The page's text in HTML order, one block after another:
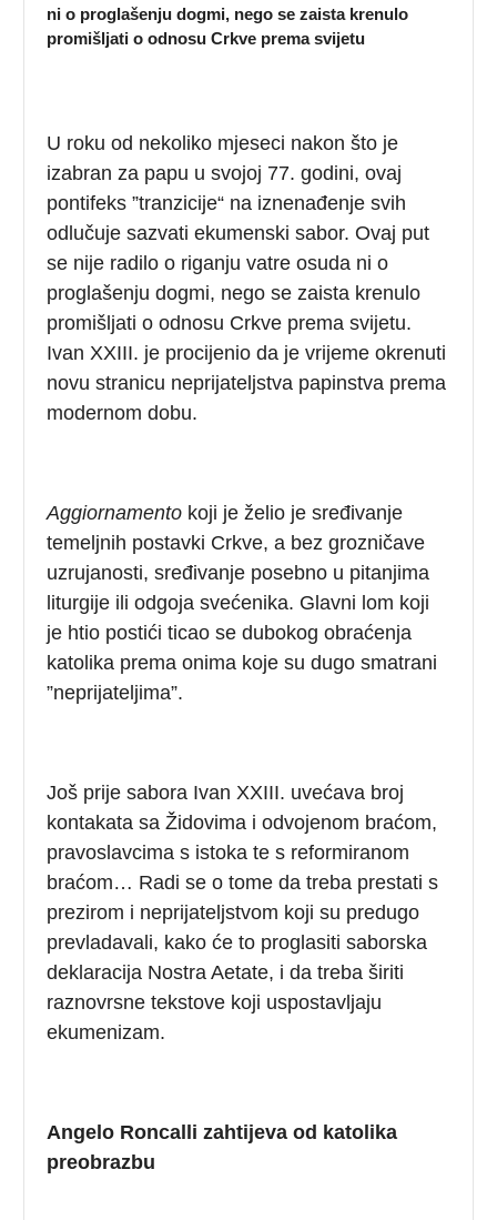
ni o proglašenju dogmi, nego se zaista krenulo
promišljati o odnosu Crkve prema svijetu
U roku od nekoliko mjeseci nakon što je
izabran za papu u svojoj 77. godini, ovaj
pontifeks ”tranzicije“ na iznenađenje svih
odlučuje sazvati ekumenski sabor. Ovaj put
se nije radilo o riganju vatre osuda ni o
proglašenju dogmi, nego se zaista krenulo
promišljati o odnosu Crkve prema svijetu.
Ivan XXIII. je procijenio da je vrijeme okrenuti
novu stranicu neprijateljstva papinstva prema
modernom dobu.
Aggiornamento koji je želio je sređivanje
temeljnih postavki Crkve, a bez grozničave
uzrujanosti, sređivanje posebno u pitanjima
liturgije ili odgoja svećenika. Glavni lom koji
je htio postići ticao se dubokog obraćenja
katolika prema onima koje su dugo smatrani
”neprijateljima”.
Još prije sabora Ivan XXIII. uvećava broj
kontakata sa Židovima i odvojenom braćom,
pravoslavcima s istoka te s reformiranom
braćom… Radi se o tome da treba prestati s
prezirom i neprijateljstvom koji su predugo
prevladavali, kako će to proglasiti saborska
deklaracija Nostra Aetate, i da treba širiti
raznovrsne tekstove koji uspostavljaju
ekumenizam.
Angelo Roncalli zahtijeva od katolika
preobrazbu